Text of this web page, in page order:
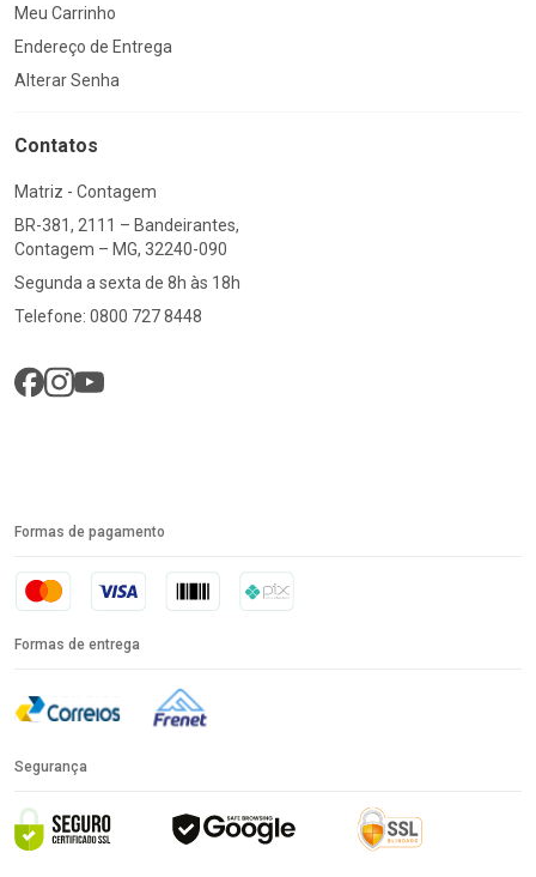
Meu Carrinho
Endereço de Entrega
Alterar Senha
Contatos
Matriz - Contagem
BR-381, 2111 – Bandeirantes,
Contagem – MG, 32240-090
Segunda a sexta de 8h às 18h
Telefone: 0800 727 8448
Formas de pagamento
Formas de entrega
Segurança